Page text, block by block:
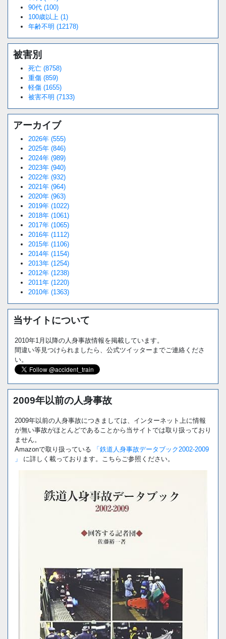
90代 (100)
100歳以上 (1)
年齢不明 (12178)
被害別
死亡 (8758)
重傷 (859)
軽傷 (1655)
被害不明 (7133)
アーカイブ
2026年 (555)
2025年 (846)
2024年 (989)
2023年 (940)
2022年 (932)
2021年 (964)
2020年 (963)
2019年 (1022)
2018年 (1061)
2017年 (1065)
2016年 (1112)
2015年 (1106)
2014年 (1154)
2013年 (1254)
2012年 (1238)
2011年 (1220)
2010年 (1363)
当サイトについて
2010年1月以降の人身事故情報を掲載しています。
間違い等見つけられましたら、公式ツイッターまでご連絡くださ
い。
2009年以前の人身事故
2009年以前の人身事故につきましては、インターネット上に情報
が無い事故がほとんどであることから当サイトでは取り扱っており
ません。
Amazonで取り扱っている
「鉄道人身事故データブック2002-2009
」
に詳しく載っております。こちらご参照ください。